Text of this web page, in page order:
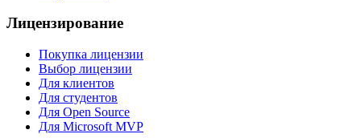
Лицензирование
Покупка лицензии
Выбор лицензии
Для клиентов
Для студентов
Для Open Source
Для Microsoft MVP